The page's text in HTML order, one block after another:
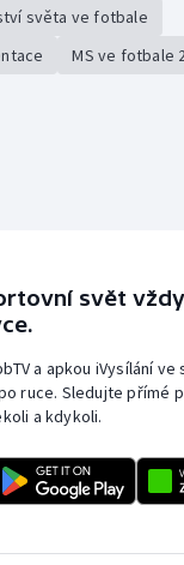
světa ve fotbale
MS ve fotbale
svět
a apkou iVysílání
ruce. Sledujte přímé
a kdykoli.